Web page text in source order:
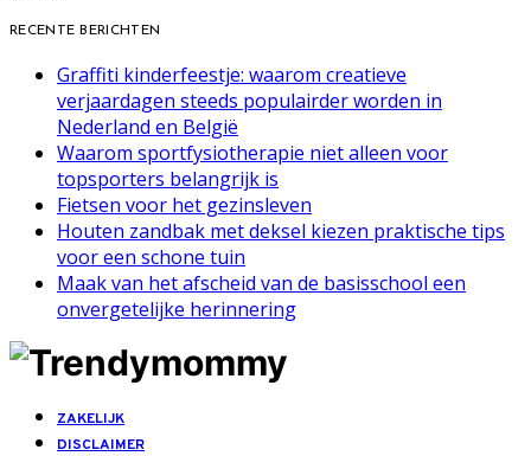
RECENTE BERICHTEN
Graffiti kinderfeestje: waarom creatieve
verjaardagen steeds populairder worden in
Nederland en België
Waarom sportfysiotherapie niet alleen voor
topsporters belangrijk is
Fietsen voor het gezinsleven
Houten zandbak met deksel kiezen praktische tips
voor een schone tuin
Maak van het afscheid van de basisschool een
onvergetelijke herinnering
ZAKELIJK
DISCLAIMER